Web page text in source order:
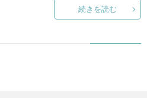
続きを読む